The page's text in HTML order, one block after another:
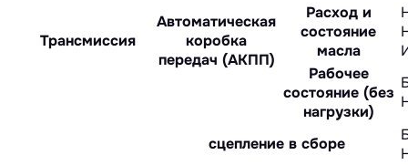
Трансмиссия
Автоматическая
коробка
передач (АКПП)
Расход и
состояние
масла
Рабочее
состояние (без
нагрузки)
сцепление в сборе